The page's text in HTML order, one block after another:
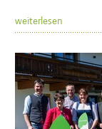
weiterlesen